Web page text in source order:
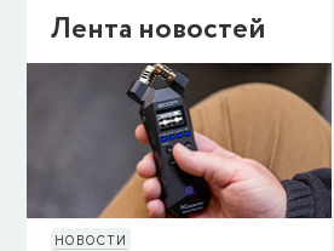
Лента новостей
НОВОСТИ